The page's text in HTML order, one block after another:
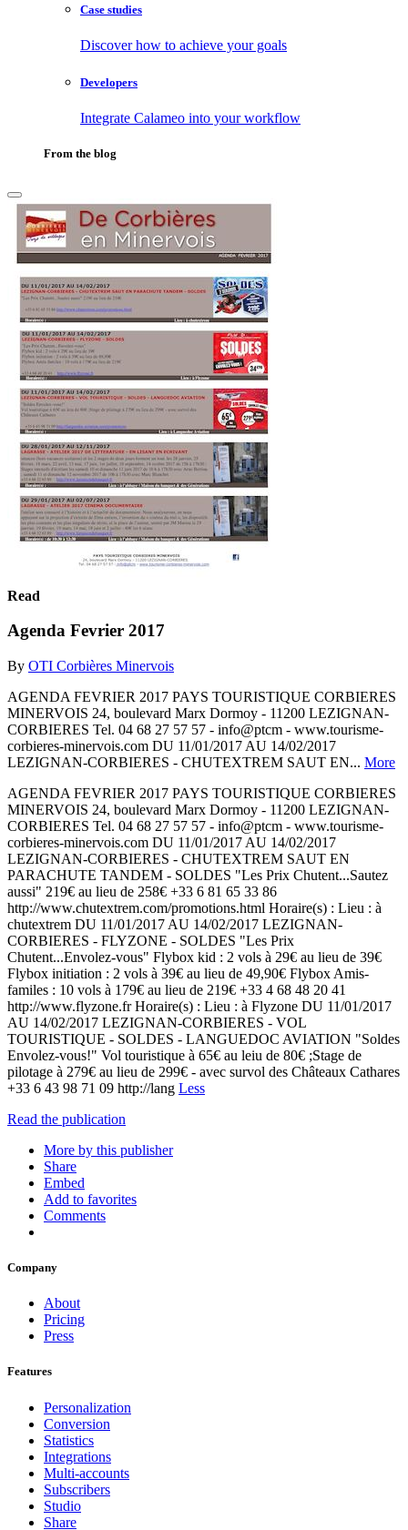
Case studies
Discover how to achieve your goals
Developers
Integrate Calameo into your workflow
From the blog
Read
Agenda Fevrier 2017
By OTI Corbières Minervois
AGENDA FEVRIER 2017 PAYS TOURISTIQUE CORBIERES
MINERVOIS 24, boulevard Marx Dormoy - 11200 LEZIGNAN-
CORBIERES Tel. 04 68 27 57 57 - info@ptcm - www.tourisme-
corbieres-minervois.com DU 11/01/2017 AU 14/02/2017
LEZIGNAN-CORBIERES - CHUTEXTREM SAUT EN... More
AGENDA FEVRIER 2017 PAYS TOURISTIQUE CORBIERES
MINERVOIS 24, boulevard Marx Dormoy - 11200 LEZIGNAN-
CORBIERES Tel. 04 68 27 57 57 - info@ptcm - www.tourisme-
corbieres-minervois.com DU 11/01/2017 AU 14/02/2017
LEZIGNAN-CORBIERES - CHUTEXTREM SAUT EN
PARACHUTE TANDEM - SOLDES "Les Prix Chutent...Sautez
aussi" 219€ au lieu de 258€ +33 6 81 65 33 86
http://www.chutextrem.com/promotions.html Horaire(s) : Lieu : à
chutextrem DU 11/01/2017 AU 14/02/2017 LEZIGNAN-
CORBIERES - FLYZONE - SOLDES "Les Prix
Chutent...Envolez-vous" Flybox kid : 2 vols à 29€ au lieu de 39€
Flybox initiation : 2 vols à 39€ au lieu de 49,90€ Flybox Amis-
familes : 10 vols à 179€ au lieu de 219€ +33 4 68 48 20 41
http://www.flyzone.fr Horaire(s) : Lieu : à Flyzone DU 11/01/2017
AU 14/02/2017 LEZIGNAN-CORBIERES - VOL
TOURISTIQUE - SOLDES - LANGUEDOC AVIATION "Soldes
Envolez-vous!" Vol touristique à 65€ au leiu de 80€ ;Stage de
pilotage à 279€ au lieu de 299€ - avec survol des Châteaux Cathares
+33 6 43 98 71 09 http://lang Less
Read the publication
More by this publisher
Share
Embed
Add to favorites
Comments
Company
About
Pricing
Press
Features
Personalization
Conversion
Statistics
Integrations
Multi-accounts
Subscribers
Studio
Share